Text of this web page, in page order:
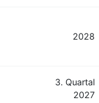
2028
3. Quartal
2027